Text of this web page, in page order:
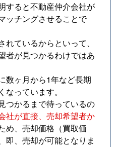
すると不動産仲介会社が
ッチングさせることで
ているからといって、
者が見つかるわけではあ
数ヶ月から1年など長期
っています。
つかるまで待っているの
社が直接、売却希望者か
め、売却価格（買取価
即、売却が可能となりま